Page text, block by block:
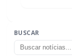
BUSCAR